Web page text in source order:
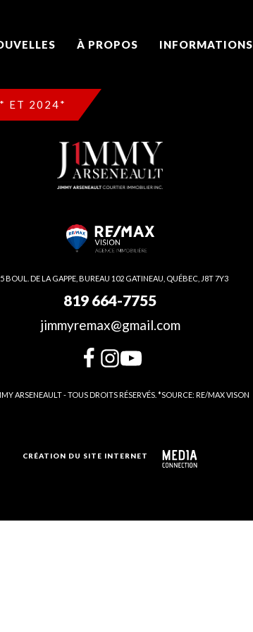
À PROPOS INFORMATIONS
ET 2024*
BOUL. DE LA GAPPE, BUREAU 102 GATINEAU, QUÉBEC, J8T 7Y3
819 664-7755
jimmyremax@gmail.com
ARSENEAULT - TOUS DROITS RÉSERVÉS. *SOURCE: RE/MAX VISON
CRÉATION DU SITE INTERNET